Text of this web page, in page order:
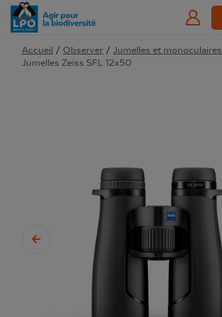
Accueil / Observer / Jumelles et monoculaires
Jumelles Zeiss SFL 12x50